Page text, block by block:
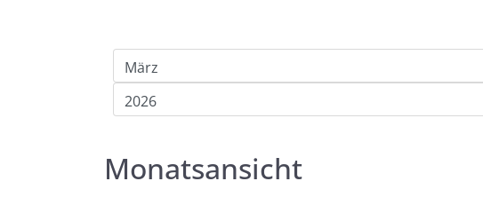
Monatsansicht